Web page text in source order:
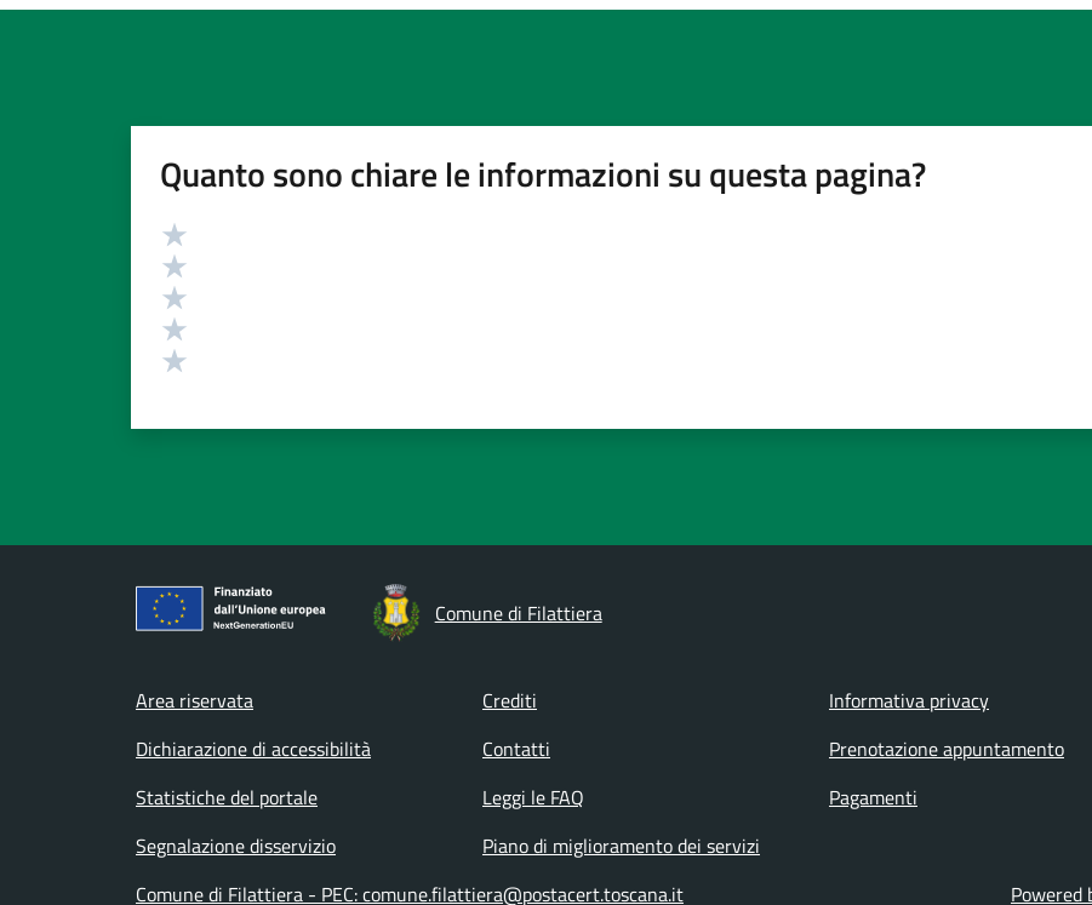
Quanto sono chiare le informazioni su questa pagina?
Valutazione
Comune di Filattiera
Footer menu
Area riservata Crediti Informativa privacy
Dichiarazione di accessibilità
Contatti Prenotazione appuntamento
Statistiche del portale
Leggi le FAQ Pagamenti
Segnalazione disservizio
Piano di miglioramento dei servizi
Comune di Filattiera - PEC: comune.filattiera@postacert.toscana.it
Powered